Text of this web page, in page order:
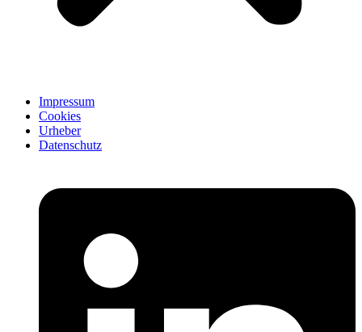
Impressum
Cookies
Urheber
Datenschutz